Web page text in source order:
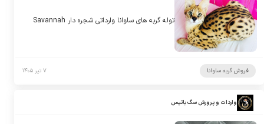
توله گربه های ساوانا وارداتی شجره دار Savannah
فروش گربه ساوانا ۷ تیر ۱۴۰۵
واردات و پرورش سگ باتیس